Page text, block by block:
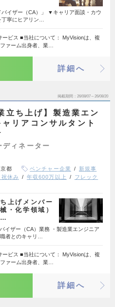
バイザー（CA）」 ▼キャリア面談・カウ
寧にヒアリン…
ビス ■当社について： MyVisionは、複
ァーム出身者、業…
詳細へ
掲載期間 26/08/07～26/08/20
立ち上げ】製造業エン
リアコンサルタント
ディネーター
都 ベンチャー企業
新規事
祝休み 年収600万以上
フレック
上げメンバー
・化学領域）
…
イザー（CA）業務 ・製造業エンジニア
者とのキャリ…
ビス ■当社について： MyVisionは、複
ァーム出身者、業…
詳細へ